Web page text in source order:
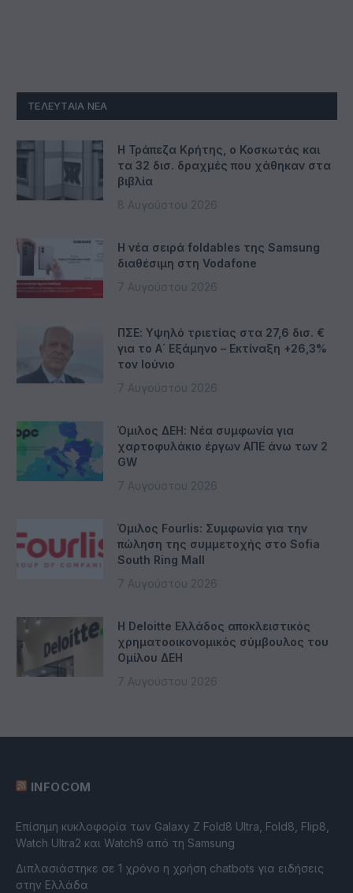
ΤΕΛΕΥΤΑΊΑ ΝΈΑ
Η Τράπεζα Κρήτης, ο Κοσκωτάς και
τα 32 δισ. δραχμές που χάθηκαν στα
βιβλία
8 Αυγούστου 2026
Η νέα σειρά foldables της Samsung
διαθέσιμη στη Vodafone
7 Αυγούστου 2026
ΠΣΕ: Υψηλό τριετίας στα 27,6 δισ. €
για το Α΄ Εξάμηνο – Εκτίναξη +26,3%
τον Ιούνιο
7 Αυγούστου 2026
Όμιλος ΔΕΗ: Νέα συμφωνία για
χαρτοφυλάκιο έργων ΑΠΕ άνω των 2
GW
7 Αυγούστου 2026
Όμιλος Fourlis: Συμφωνία για την
πώληση της συμμετοχής στο Sofia
South Ring Mall
7 Αυγούστου 2026
Η Deloitte Ελλάδος αποκλειστικός
χρηματοοικονομικός σύμβουλος του
Ομίλου ΔΕΗ
7 Αυγούστου 2026
INFOCOM
Επίσημη κυκλοφορία των Galaxy Z Fold8 Ultra, Fold8, Flip8,
Watch Ultra2 και Watch9 από τη Samsung
Διπλασιάστηκε σε 1 χρόνο η χρήση chatbots για ειδήσεις
στην Ελλάδα